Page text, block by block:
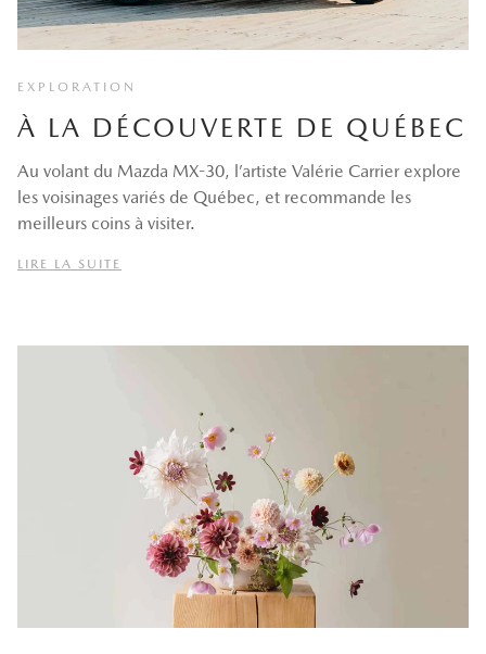
EXPLORATION
À LA DÉCOUVERTE DE QUÉBEC
Au volant du Mazda MX-30, l’artiste Valérie Carrier explore
les voisinages variés de Québec, et recommande les
meilleurs coins à visiter.
LIRE LA SUITE